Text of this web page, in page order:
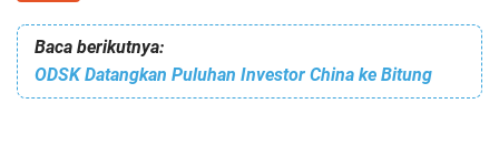
Baca berikutnya:
ODSK Datangkan Puluhan Investor China ke Bitung